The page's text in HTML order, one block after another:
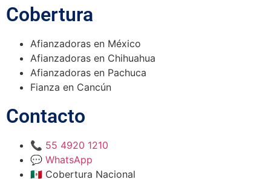
Cobertura
Afianzadoras en México
Afianzadoras en Chihuahua
Afianzadoras en Pachuca
Fianza en Cancún
Contacto
📞 55 4920 1210
💬 WhatsApp
🇲🇽 Cobertura Nacional